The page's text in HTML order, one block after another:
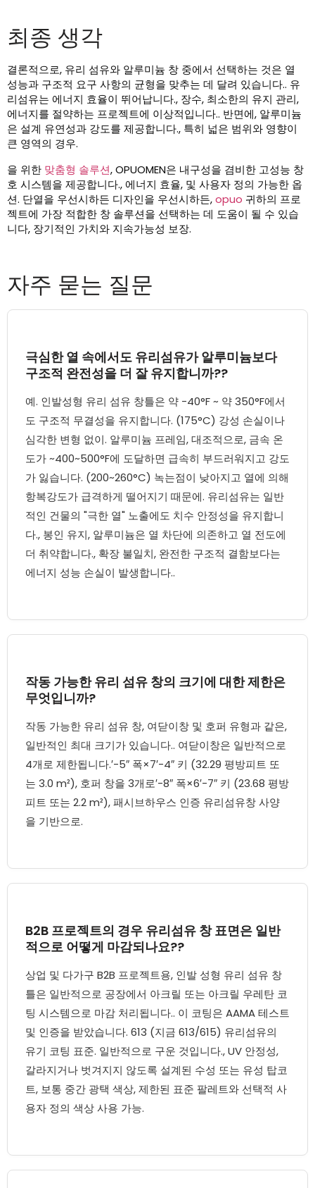
최종 생각
결론적으로, 유리 섬유와 알루미늄 창 중에서 선택하는 것은 열
성능과 구조적 요구 사항의 균형을 맞추는 데 달려 있습니다.. 유
리섬유는 에너지 효율이 뛰어납니다., 장수, 최소한의 유지 관리,
에너지를 절약하는 프로젝트에 이상적입니다.. 반면에, 알루미늄
은 설계 유연성과 강도를 제공합니다., 특히 넓은 범위와 영향이
큰 영역의 경우.
을 위한 맞춤형 솔루션, OPUOMEN은 내구성을 겸비한 고성능 창
호 시스템을 제공합니다., 에너지 효율, 및 사용자 정의 가능한 옵
션. 단열을 우선시하든 디자인을 우선시하든,opuo 귀하의 프로
젝트에 가장 적합한 창 솔루션을 선택하는 데 도움이 될 수 있습
니다, 장기적인 가치와 지속가능성 보장.
자주 묻는 질문
극심한 열 속에서도 유리섬유가 알루미늄보다
구조적 완전성을 더 잘 유지합니까??
예. 인발성형 유리 섬유 창틀은 약 -40°F ~ 약 350°F에서
도 구조적 무결성을 유지합니다. (175°C) 강성 손실이나
심각한 변형 없이. 알루미늄 프레임, 대조적으로, 금속 온
도가 ~400~500°F에 도달하면 급속히 부드러워지고 강도
가 잃습니다. (200~260°C) 녹는점이 낮아지고 열에 의해
항복강도가 급격하게 떨어지기 때문에. 유리섬유는 일반
적인 건물의 "극한 열" 노출에도 치수 안정성을 유지합니
다., 봉인 유지, 알루미늄은 열 차단에 의존하고 열 전도에
더 취약합니다., 확장 불일치, 완전한 구조적 결함보다는
에너지 성능 손실이 발생합니다..
작동 가능한 유리 섬유 창의 크기에 대한 제한은
무엇입니까?
작동 가능한 유리 섬유 창, 여닫이창 및 호퍼 유형과 같은,
일반적인 최대 크기가 있습니다.. 여닫이창은 일반적으로
4개로 제한됩니다.′-5″ 폭×7′-4″ 키 (32.29 평방피트 또
는 3.0 m²), 호퍼 창을 3개로′-8″ 폭×6′-7″ 키 (23.68 평방
피트 또는 2.2 m²), 패시브하우스 인증 유리섬유창 사양
을 기반으로.
B2B 프로젝트의 경우 유리섬유 창 표면은 일반
적으로 어떻게 마감되나요??
상업 및 다가구 B2B 프로젝트용, 인발 성형 유리 섬유 창
틀은 일반적으로 공장에서 아크릴 또는 아크릴 우레탄 코
팅 시스템으로 마감 처리됩니다.. 이 코팅은 AAMA 테스트
및 인증을 받았습니다. 613 (지금 613/615) 유리섬유의
유기 코팅 표준. 일반적으로 구운 것입니다., UV 안정성,
갈라지거나 벗겨지지 않도록 설계된 수성 또는 유성 탑코
트, 보통 중간 광택 색상, 제한된 표준 팔레트와 선택적 사
용자 정의 색상 사용 가능.